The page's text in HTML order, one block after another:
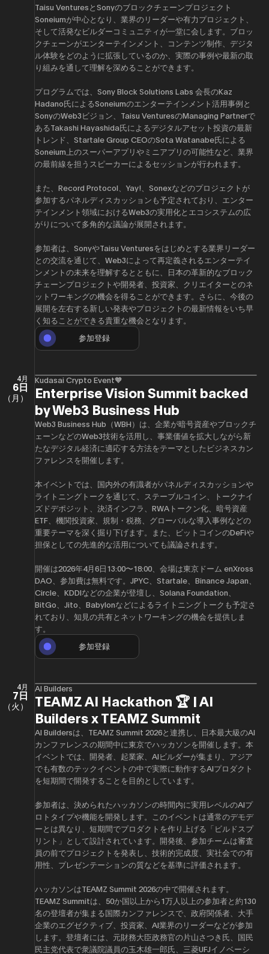
Taisu VenturesとSonyのブロックチェーンプロジェクト
Soneiumが中心となり、業界のリーダーや有力プロジェクト、
そして活発なビルダーコミュニティが一堂に会します。ブロッ
クチェーンがエンターテインメント、コンテンツ制作、デジタ
ル体験をどのように拡張しているのか、実際の事例や最新の取
り組みを通して理解を深めることができます。
プログラムでは、Sony Block Solutions Labs 会長のKaz
Hadano氏によるSoneiumのエンターテインメント活用事例と
SonyのWeb3ビジョン、Taisu VenturesのManaging Partnerで
あるTakashi Hayashida氏によるデジタルアセット投資の最新
トレンド、Startale Group CEOのSota Watanabe氏による
Soneium上のスーパーアプリやミニアプリの可能性など、業界
の最前線を担うスピーカーによるセッションが行われます。
また、Record Protocol、Yay!、Sonexなどのプロジェクトが
参加するパネルディスカッションも予定されており、エンター
テインメント領域におけるWeb3の実用化とエコシステムの広
がりについて多角的な議論が展開されます。
参加者は、SonyやTaisu Venturesをはじめとする業界リーダー
との交流を通じて、Web3によって再定義されるエンターテイ
ンメントの未来を理解するとともに、日本の革新的なブロック
チェーンプロジェクトや開発者、投資家、クリエイターとのネ
ットワーキングの機会を得ることができます。さらに、今後の
展開を左右する新しい発表やプロジェクトの最新情報をいち早
く知ることができる貴重な機会となります。
参加登録
4月
6日
（月）
Kudasai Crypto Event🧡
Enterprise Vision Summit backed
by Web3 Business Hub
Web3 Business Hub（WBH）は、企業が暗号資産やブロックチ
ェーンなどのWeb3技術を活用し、事業価値を拡大しながら新
たなデジタル経済に適応する方法をテーマとしたビジネスカン
ファレンスを開催します。
本イベントでは、国内外の有識者がパネルディスカッションや
ライトニングトークを通じて、ステーブルコイン、トークナイ
ズドデポジット、決済インフラ、RWAトークン化、暗号資産
ETF、機関投資家、規制・税務、グローバルな導入事例などの
重要テーマを深く掘り下げます。また、ビットコインのDeFiや
担保としての先進的な活用についても議論されます。
開催は2026年4月6日13:00〜18:00、会場は東京ドーム enXross
DAO、参加費は無料です。JPYC、Startale、Binance Japan、
Circle、KDDIなどの企業が登壇し、Solana Foundation、
BitGo、Jito、Babylonなどによるライトニングトークも予定さ
れており、知見の共有とネットワーキングの機会を提供しま
す。
参加登録
4月
7日
（火）
AI Builders
TEAMZ AI Hackathon 🏆 | AI
Builders x TEAMZ Summit
AI Buildersは、TEAMZ Summit 2026と連携し、日本最大級のAI
カンファレンスの期間中に東京でハッカソンを開催します。本
イベントでは、開発者、起業家、AIビルダーが集まり、アジア
でも有数のテックイベントの中で実際に動作するAIプロダクト
を短期間で開発することを目的としています。
参加者は、決められたハッカソンの時間内に実用レベルのAIプ
ロトタイプや機能を開発します。このイベントは通常のデモデ
ーとは異なり、短期間でプロダクトを作り上げる「ビルドスプ
リント」として設計されています。開発後、参加チームは審査
員の前でプロジェクトを発表し、技術的完成度、実社会での有
用性、プレゼンテーションの質などを基準に評価されます。
ハッカソンはTEAMZ Summit 2026の中で開催されます。
TEAMZ Summitは、50か国以上から1万人以上の参加者と約130
名の登壇者が集まる国際カンファレンスで、政府関係者、大手
企業のエグゼクティブ、投資家、AI業界のリーダーなどが参加
します。登壇者には、元財務大臣政務官の片山さつき氏、国民
民主党代表で衆議院議員の玉木雄一郎氏、三菱UFJイノベーシ